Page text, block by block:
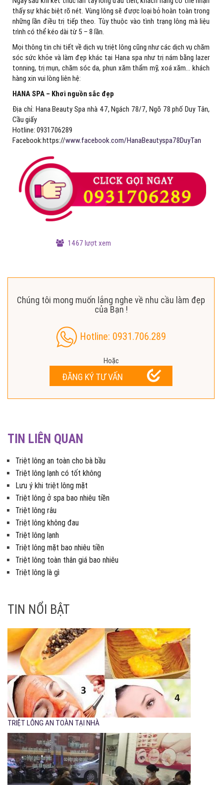
thấy sự khác biệt rõ nét. Vùng lông sẽ được loại bỏ hoàn toàn trong
những lần điều trị tiếp theo. Tùy thuộc vào tình trạng lông mà liệu
trình có thể kéo dài từ 5 – 8 lần.
Mọi thông tin chi tiết về dịch vụ triệt lông cũng như các dịch vụ chăm
sóc sức khỏe và làm đẹp khác tại Hana spa như trị nám bằng lazer
tonning, trị mụn, chăm sóc da, phun xăm thẩm mỹ, xoá xăm… khách
hàng xin vui lòng liên hệ:
HANA SPA – Khơi nguồn sắc đẹp
Địa chỉ: Hana Beauty Spa nhà 47, Ngách 78/7, Ngõ 78 phố Duy Tân,
Cầu giấy
Hotline: 0931706289
Facebook:https://www.facebook.com/HanaBeautyspa78DuyTan
1467 lượt xem
Chúng tôi mong muốn lắng nghe về nhu cầu làm đẹp
của Bạn !
Hotline: 0931.706.289
Hoặc
ĐĂNG KÝ TƯ VẤN
TIN LIÊN QUAN
Triệt lông an toàn cho bà bầu
Triệt lông lạnh có tốt không
Lưu ý khi triệt lông mặt
Triệt lông ở spa bao nhiêu tiền
Triệt lông râu
Triệt lông không đau
Triệt lông lạnh
Triệt lông mặt bao nhiêu tiền
Triệt lông toàn thân giá bao nhiêu
Triệt lông là gì
TIN NỔI BẬT
TRIỆT LÔNG AN TOÀN TẠI NHÀ